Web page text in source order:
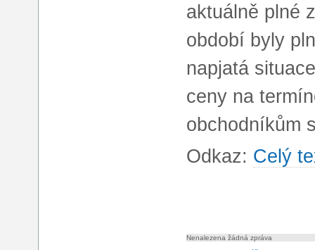
aktuálně plné
období byly
napjatá
ceny na
obchodníkům
Odkaz: Celý
Nenalezena žádná zpráva